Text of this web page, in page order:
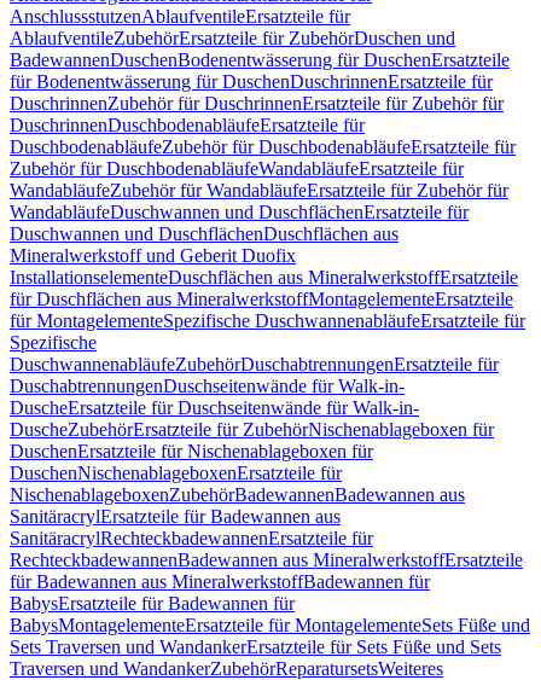
AnschlussstutzenAblaufventileErsatzteile für
AblaufventileZubehörErsatzteile für ZubehörDuschen und
BadewannenDuschenBodenentwässerung für DuschenErsatzteile
für Bodenentwässerung für DuschenDuschrinnenErsatzteile für
DuschrinnenZubehör für DuschrinnenErsatzteile für Zubehör für
DuschrinnenDuschbodenabläufeErsatzteile für
DuschbodenabläufeZubehör für DuschbodenabläufeErsatzteile für
Zubehör für DuschbodenabläufeWandabläufeErsatzteile für
WandabläufeZubehör für WandabläufeErsatzteile für Zubehör für
WandabläufeDuschwannen und DuschflächenErsatzteile für
Duschwannen und DuschflächenDuschflächen aus
Mineralwerkstoff und Geberit Duofix
InstallationselementeDuschflächen aus MineralwerkstoffErsatzteile
für Duschflächen aus MineralwerkstoffMontagelementeErsatzteile
für MontagelementeSpezifische DuschwannenabläufeErsatzteile für
Spezifische
DuschwannenabläufeZubehörDuschabtrennungenErsatzteile für
DuschabtrennungenDuschseitenwände für Walk-in-
DuscheErsatzteile für Duschseitenwände für Walk-in-
DuscheZubehörErsatzteile für ZubehörNischenablageboxen für
DuschenErsatzteile für Nischenablageboxen für
DuschenNischenablageboxenErsatzteile für
NischenablageboxenZubehörBadewannenBadewannen aus
SanitäracrylErsatzteile für Badewannen aus
SanitäracrylRechteckbadewannenErsatzteile für
RechteckbadewannenBadewannen aus MineralwerkstoffErsatzteile
für Badewannen aus MineralwerkstoffBadewannen für
BabysErsatzteile für Badewannen für
BabysMontagelementeErsatzteile für MontagelementeSets Füße und
Sets Traversen und WandankerErsatzteile für Sets Füße und Sets
Traversen und WandankerZubehörReparatursetsWeiteres